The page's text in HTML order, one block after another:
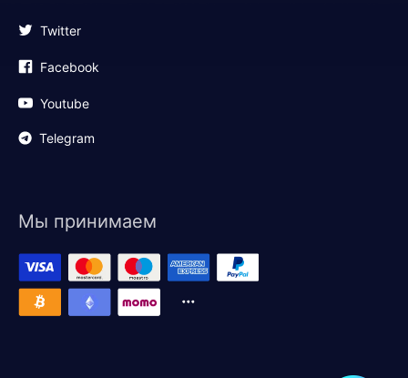
Twitter
Facebook
Youtube
Telegram
Мы принимаем